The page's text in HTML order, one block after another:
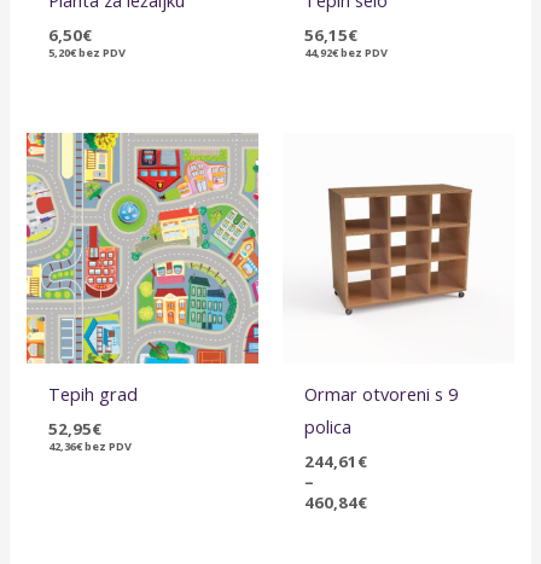
6,50€
5,20€bez PDV
56,15€
44,92€bez PDV
Tepih grad
52,95€
42,36€bez PDV
Ormar otvoreni s 9
polica
244,61 €
–
460,84€
244,61€
460,84€